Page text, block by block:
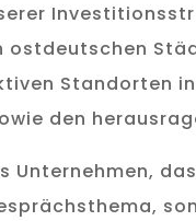
ostdeutschen
Standorten
den
Unternehmen,